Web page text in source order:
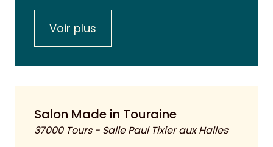
Voir plus
Salon Made in Touraine
37000 Tours - Salle Paul Tixier aux Halles